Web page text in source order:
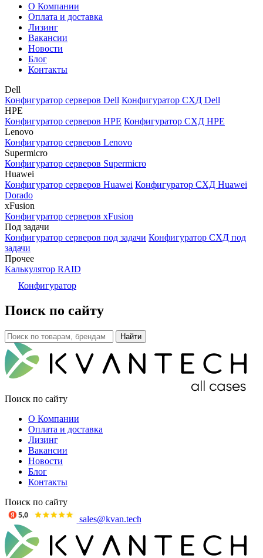
О Компании
Оплата и доставка
Лизинг
Вакансии
Новости
Блог
Контакты
Dell
Конфигуратор серверов Dell Конфигуратор СХД Dell
HPE
Конфигуратор серверов HPE Конфигуратор СХД HPE
Lenovo
Конфигуратор серверов Lenovo
Supermicro
Конфигуратор серверов Supermicro
Huawei
Конфигуратор серверов Huawei Конфигуратор СХД Huawei
Dorado
xFusion
Конфигуратор серверов xFusion
Под задачи
Конфигуратор серверов под задачи Конфигуратор СХД под
задачи
Прочее
Калькулятор RAID
Конфигуратор
Поиск по сайту
Поиск по сайту
О Компании
Оплата и доставка
Лизинг
Вакансии
Новости
Блог
Контакты
Поиск по сайту
sales@kvan.tech